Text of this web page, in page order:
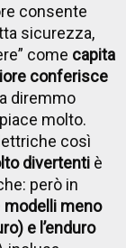
consente
sicurezza,
come capita
conferisce
diremmo
molto.
così
divertenti è
però in
modelli meno
e l’enduro